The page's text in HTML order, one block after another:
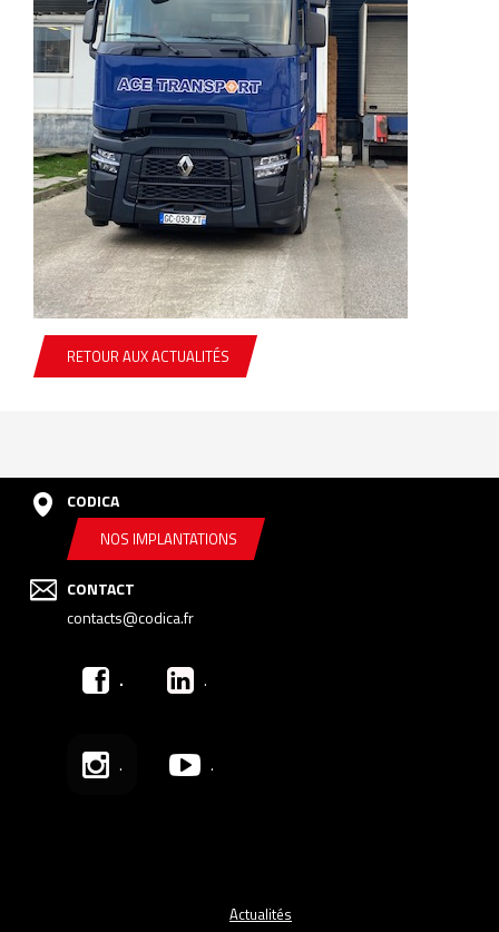
RETOUR AUX ACTUALITÉS
CODICA
NOS IMPLANTATIONS
CONTACT
contacts@codica.fr
. .
. .
Actualités